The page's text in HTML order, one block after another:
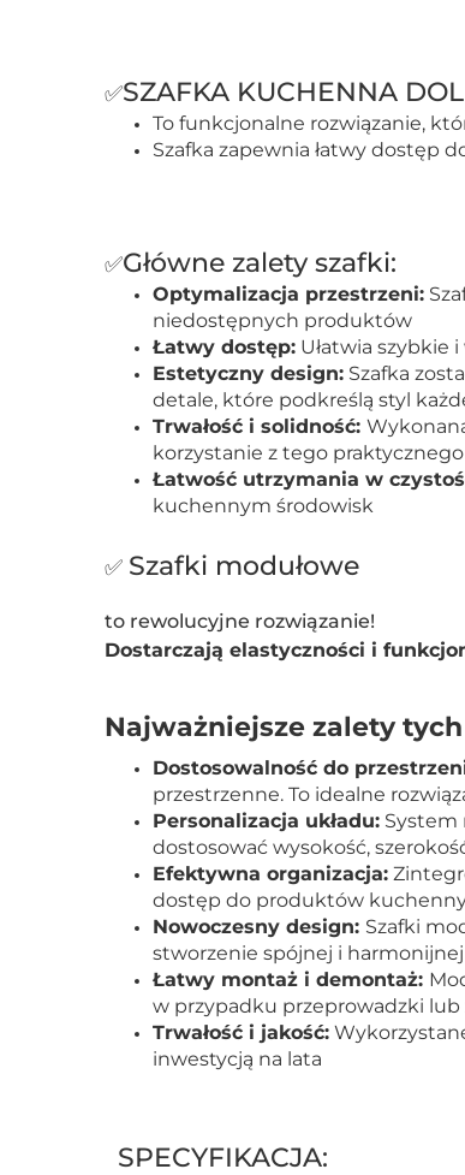
✅SZAFKA KUCHENNA
To funkcjonalne rozwiązanie,
Szafka zapewnia łatwy dostęp
✅Główne zalety szafki:
Optymalizacja przestrzeni:
niedostępnych produktów
Łatwy dostęp: Ułatwia szybkie
Estetyczny design: Szafka
detale, które podkreślą styl
Trwałość i solidność:
korzystanie z tego
Łatwość utrzymania w
kuchennym środowisk
✅ Szafki modułowe
to rewolucyjne rozwiązanie!
Dostarczają elastyczności i
Najważniejsze zalety
Dostosowalność do
przestrzenne. To idealne
Personalizacja układu: System
dostosować wysokość,
Efektywna organizacja:
dostęp do produktów
Nowoczesny design: Szafki
stworzenie spójnej i harmonijnej
Łatwy montaż i demontaż:
w przypadku przeprowadzki lub
Trwałość i jakość:
inwestycją na lata
SPECYFIKACJA: